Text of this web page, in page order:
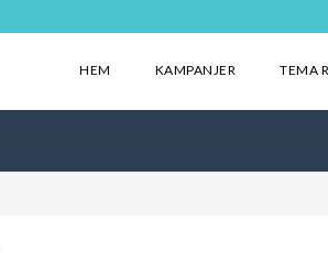
HEM KAMPANJER TEMA